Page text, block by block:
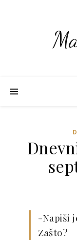
-Napiši
Zašto?